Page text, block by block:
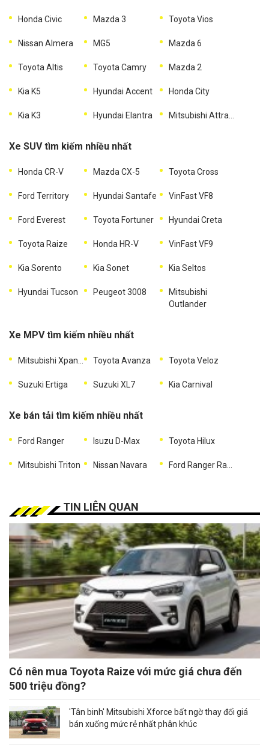
Honda Civic Mazda 3 Toyota Vios
Nissan Almera MG5 Mazda 6
Toyota Altis Toyota Camry Mazda 2
Kia K5 Hyundai Accent Honda City
Kia K3 Hyundai Elantra Mitsubishi Attrage
Xe SUV tìm kiếm nhiều nhất
Honda CR-V Mazda CX-5 Toyota Cross
Ford Territory Hyundai Santafe VinFast VF8
Ford Everest Toyota Fortuner Hyundai Creta
Toyota Raize Honda HR-V VinFast VF9
Kia Sorento Kia Sonet Kia Seltos
Hyundai Tucson Peugeot 3008
Mitsubishi
Outlander
Xe MPV tìm kiếm nhiều nhất
Mitsubishi Xpander Toyota Avanza Toyota Veloz
Suzuki Ertiga Suzuki XL7 Kia Carnival
Xe bán tải tìm kiếm nhiều nhất
Ford Ranger Isuzu D-Max Toyota Hilux
Mitsubishi Triton Nissan Navara Ford Ranger Raptor
TIN LIÊN QUAN
Có nên mua Toyota Raize với mức giá chưa đến
500 triệu đồng?
'Tân binh' Mitsubishi Xforce bất ngờ thay đổi giá
bán xuống mức rẻ nhất phân khúc